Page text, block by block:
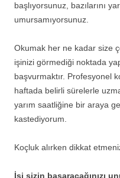
başlıyorsunuz, bazılarını
umursamıyorsunuz.
Okumak her ne kadar size
işinizi görmediği noktada
başvurmaktır. Profesyonel
haftada belirli sürelerle
yarım saatliğine bir araya
kastediyorum.
Koçluk alırken dikkat
İşi sizin başaracağınızı